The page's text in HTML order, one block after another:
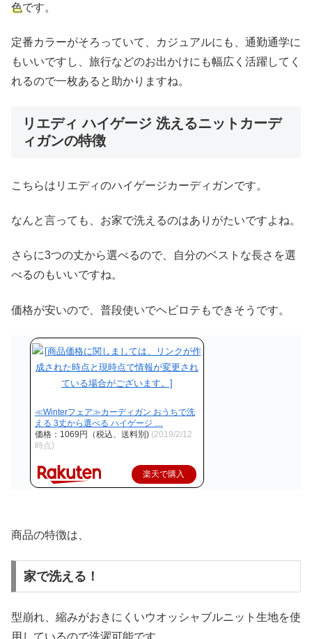
色です。
定番カラーがそろっていて、カジュアルにも、通勤通学に
もいいですし、旅行などのお出かけにも幅広く活躍してく
れるので一枚あると助かりますね。
リエディ ハイゲージ 洗えるニットカーデ
ィガンの特徴
こちらはリエディのハイゲージカーディガンです。
なんと言っても、お家で洗えるのはありがたいですよね。
さらに3つの丈から選べるので、自分のベストな長さを選
べるのもいいですね。
価格が安いので、普段使いでヘビロテもできそうです。
≪Winterフェア≫カーディガン おうちで洗
える 3丈から選べる ハイゲージ …
価格：1069円（税込、送料別) (2019/2/12
時点)
楽天で購入
商品の特徴は、
家で洗える！
型崩れ、縮みがおきにくいウオッシャブルニット生地を使